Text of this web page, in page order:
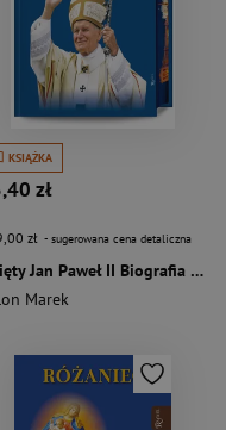
KSIĄŻKA
zł
zł - sugerowana cena detaliczna
Święty Jan Paweł II Biografia (ilustrowane brzegi)
Marek